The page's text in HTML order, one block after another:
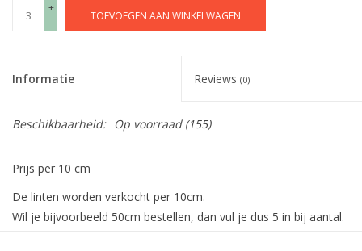
+
-
TOEVOEGEN AAN WINKELWAGEN
Informatie Reviews (0)
Beschikbaarheid: Op voorraad(155)
Prijs per 10 cm
De linten worden verkocht per 10cm.
Wil je bijvoorbeeld 50cm bestellen, dan vul je dus 5 in bij aantal.